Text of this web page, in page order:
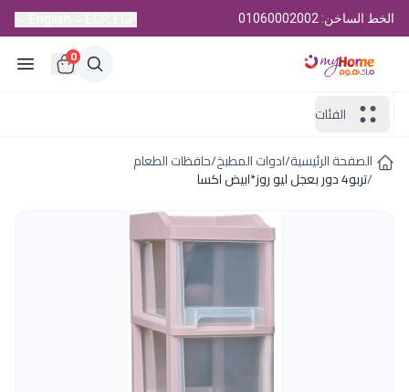
الخط الساخن: 01060002002
0
الفئات
الصفحة الرئيسية/ادوات المطبخ/حافظات الطعام
/تربو4 دور بعجل ليو روز*ابيض اكسا